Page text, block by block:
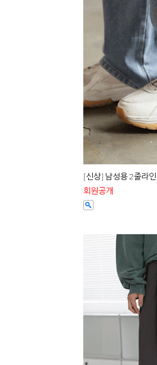
[신상] 남성용 2줄라
회원공개